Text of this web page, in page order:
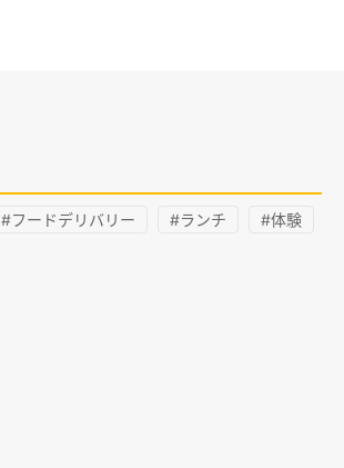
#フードデリバリー #ランチ #体験